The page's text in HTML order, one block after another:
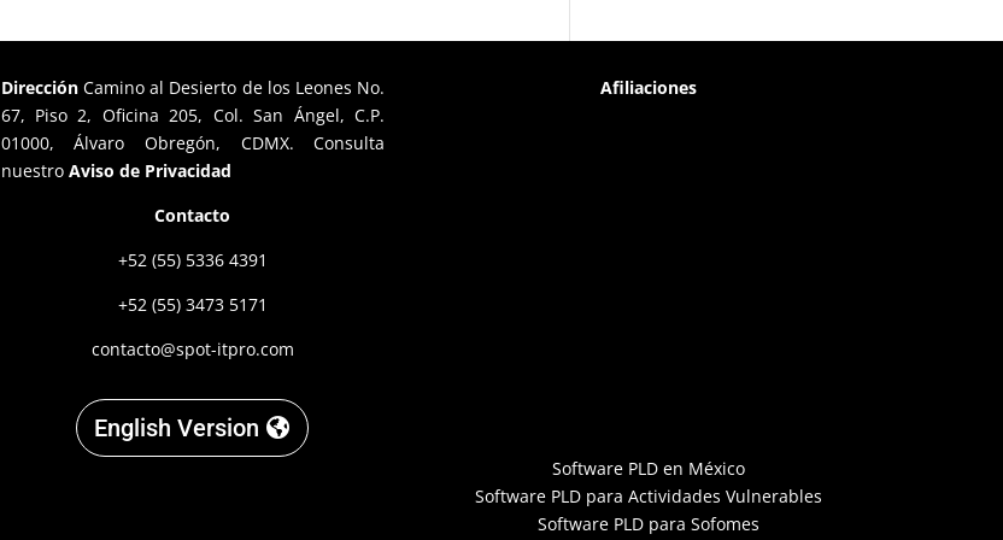
Dirección Camino al Desierto de los Leones No.
67, Piso 2, Oficina 205, Col. San Ángel, C.P.
01000, Álvaro Obregón, CDMX. Consulta
nuestro Aviso de Privacidad
Contacto
+52 (55) 5336 4391
+52 (55) 3473 5171
contacto@spot-itpro.com
English Version
Afiliaciones
Software PLD en México
Software PLD para Actividades Vulnerables
Software PLD para Sofomes